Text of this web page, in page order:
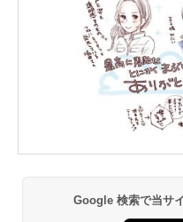
Google 検索で当サ